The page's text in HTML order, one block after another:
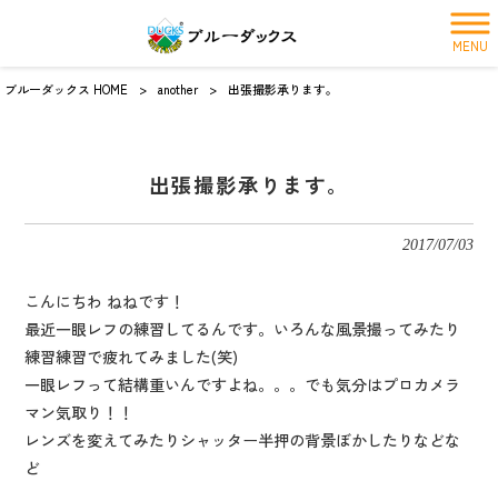
MENU
ブルーダックス HOME > another > 出張撮影承ります。
出張撮影承ります。
2017/07/03
こんにちわ ねねです！
最近一眼レフの練習してるんです。いろんな風景撮ってみたり
練習練習で疲れてみました(笑)
一眼レフって結構重いんですよね。。。でも気分はプロカメラ
マン気取り！！
レンズを変えてみたりシャッター半押の背景ぼかしたりなどな
ど